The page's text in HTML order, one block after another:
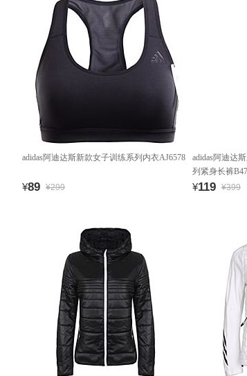
adidas阿迪达斯新款女子训练系列内衣AJ6578
¥89 ¥299
adidas阿迪达
列紧身长裤
¥119 ¥399